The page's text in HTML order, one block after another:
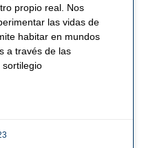
propio real. Nos
las vidas de
habitar en mundos
a través de las
sortilegio